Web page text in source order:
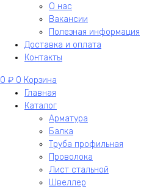
О нас
Вакансии
Полезная информация
Доставка и оплата
Контакты
0 ₽ 0 Корзина
Главная
Каталог
Арматура
Балка
Труба профильная
Проволока
Лист стальной
Швеллер